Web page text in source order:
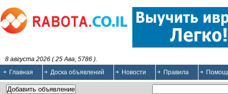
8 августа 2026 ( 25 Ава, 5786 ).
Главная
Доска объявлений Новости Правила